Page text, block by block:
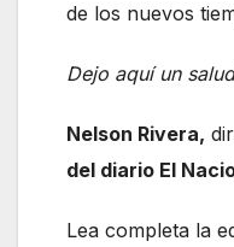
de los nuevos
Dejo aquí un
Nelson Rivera,
del diario El
Lea completa la